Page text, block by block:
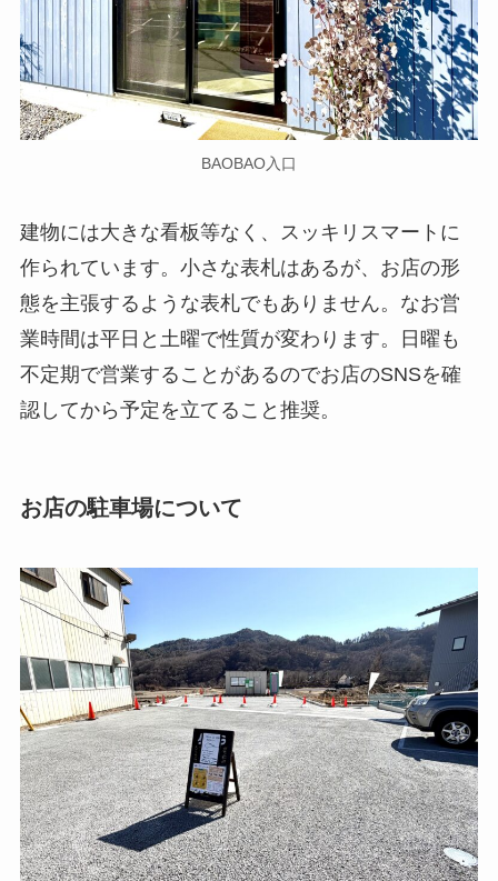
BAOBAO入口
建物には大きな看板等なく、スッキリスマートに
作られています。小さな表札はあるが、お店の形
態を主張するような表札でもありません。なお営
業時間は平日と土曜で性質が変わります。日曜も
不定期で営業することがあるのでお店のSNSを確
認してから予定を立てること推奨。
お店の駐車場について